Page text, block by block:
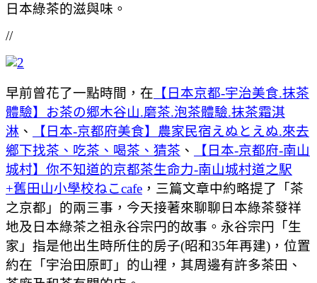
日本綠茶的滋與味。
//
早前曾花了一點時間，在 【日本京都-宇治美食.抹茶
體驗】お茶の郷木谷山.磨茶.泡茶體驗.抹茶霜淇
淋 、
【日本-京都府美食】農家民宿えぬとえぬ.來去
鄉下找茶、吃茶、喝茶、猜茶 、
【日本-京都府-南山
城村】你不知道的京都茶生命力-南山城村道之駅
+舊田山小學校ねこcafe ，三篇文章中約略提了「茶
之京都」的兩三事，今天接著來聊聊日本綠茶發祥
地及日本綠茶之祖永谷宗円的故事。永谷宗円「生
家」指是他出生時所住的房子(昭和35年再建)，位置
約在「宇治田原町」的山裡，其周邊有許多茶田、